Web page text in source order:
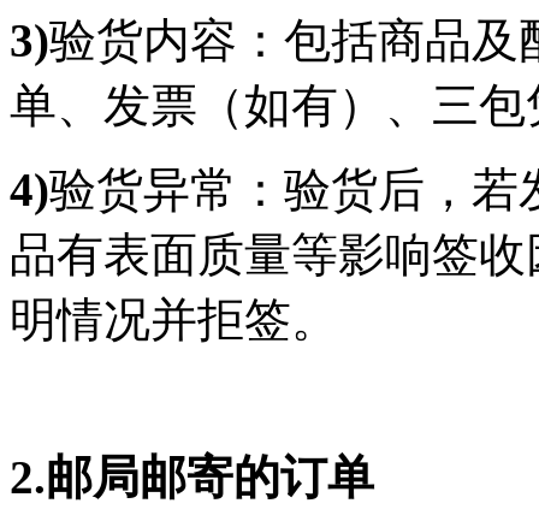
3)验货内容：包括商品
单、发票（如有）、三
4)验货异常：验货后，
品有表面质量等影响签
明情况并拒签。
2.邮局邮寄的订单